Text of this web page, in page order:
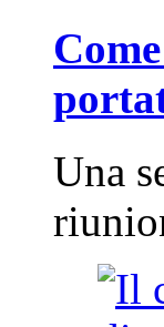
Una